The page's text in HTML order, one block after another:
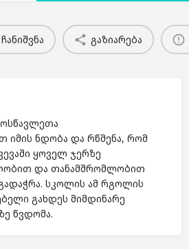
ჩანიშვნა გაზიარება
ნდობა და რწმენა, რომ
ყოველ ჯერზე
და თანამშრომლობით
სკოლის ამ რგოლის
გახდეს მიმდინარე
წვდომა.